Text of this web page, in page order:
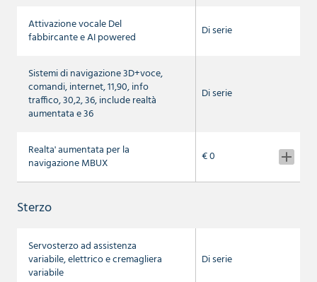
Attivazione vocale Del
fabbircante e AI powered
Di serie
Sistemi di navigazione 3D+voce,
comandi, internet, 11,90, info
traffico, 30,2, 36, include realtà
aumentata e 36
Di serie
Realta' aumentata per la
navigazione MBUX
€ 0
Sterzo
Servosterzo ad assistenza
variabile, elettrico e cremagliera
variabile
Di serie